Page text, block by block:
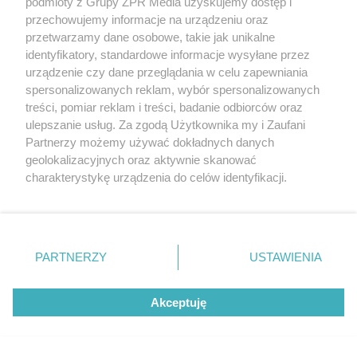
zarówno z ulicy, jak i z pomieszczeń budynku,
stając się elementem ich wystroju. To niejedyne
miejsce, w którym zieleń została zintegrowana z
architekturą. Zagościła również w formiełąki na
dachu, zaprojektowanym jako taras dla
studentów i pracowników uczelni. We wnętrzu
zaś architekci stworzyli z roślin dwie zielone
ściany, biegnące przez całą wysokość gmachu –
przechowujemy informacje na urządzeniu oraz
przetwarzamy dane osobowe, takie jak unikalne
identyfikatory, standardowe informacje wysyłane przez
urządzenie czy dane przeglądania w celu zapewniania
spersonalizowanych reklam, wybór spersonalizowanych
treści, pomiar reklam i treści, badanie odbiorców oraz
ulepszanie usług. Za zgodą Użytkownika my i Zaufani
Partnerzy możemy używać dokładnych danych
geolokalizacyjnych oraz aktywnie skanować
charakterystykę urządzenia do celów identyfikacji.
zmienić/wycofać klikając przycisk ustawień prywatności
znajdujący się w lewym dolnym rogu strony
rodzaje przetwarzania danych nie wymagają zgody
użytkownika, ale masz prawo sprzeciwić się takiemu
przetwarzaniu. Preferencje będą miały zastosowanie tylko
PARTNERZY USTAWIENIA
Akceptuję